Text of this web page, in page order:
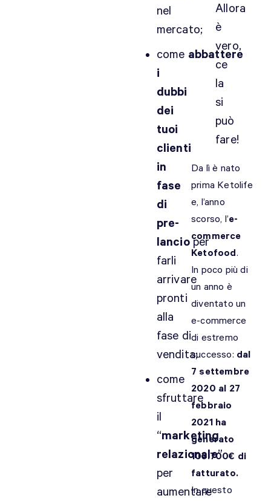
nel
mercato;
come abbattere
i
dubbi
dei
tuoi
clienti
in
fase
di
pre-
lancioper
farli
arrivare
pronti
alla
fase di
vendita;
come
sfruttare
il
“marketing
relazionale”
per
aumentare
Allora
è
vero,
ce
la
si
può
fare!
Da lì è nato
prima Ketolife
e, l’anno
scorso, l’e-
commerce
Ketofood.
In poco più di
un anno è
diventato un
e-commerce
di estremo
successo: dal
7 settembre
2020 al 27
febbraio
2021 ha
generato
103.700€ di
fatturato.
In questo